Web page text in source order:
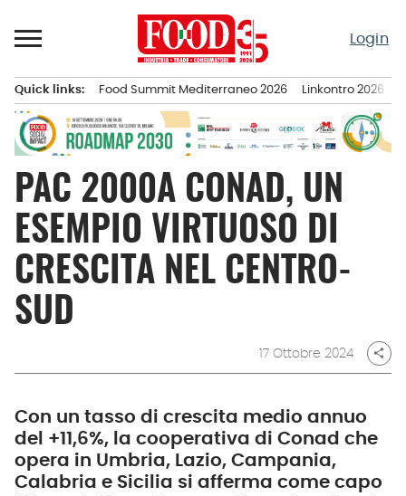
al
Login
principale
Quick links: Food Summit Mediterraneo 2026 Linkontro 2026
PAC 2000A CONAD, UN
ESEMPIO VIRTUOSO DI
CRESCITA NEL CENTRO-
SUD
17 Ottobre 2024 share
Con un tasso di crescita medio annuo
del +11,6%, la cooperativa di Conad che
opera in Umbria, Lazio, Campania,
Calabria e Sicilia si afferma come capo